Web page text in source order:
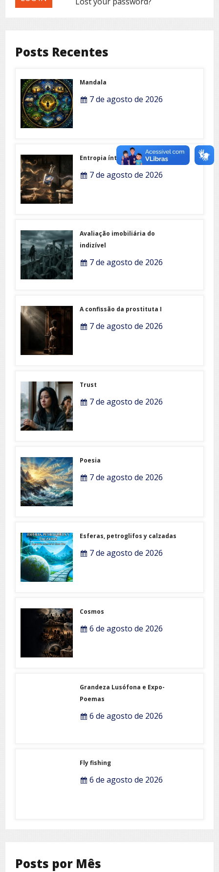
Posts Recentes
Mandala
7 de agosto de 2026
Entropia íntima
7 de agosto de 2026
Avaliação imobiliária do
indizível
7 de agosto de 2026
A confissão da prostituta I
7 de agosto de 2026
Trust
7 de agosto de 2026
Poesia
7 de agosto de 2026
Esferas, petroglifos y calzadas
7 de agosto de 2026
Cosmos
6 de agosto de 2026
Grandeza Lusófona e Expo-
Poemas
6 de agosto de 2026
Fly fishing
6 de agosto de 2026
Posts por Mês